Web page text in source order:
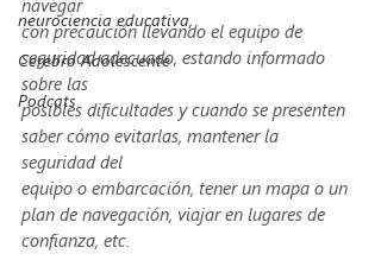
neurociencia educativa,
Cerebro Adolescente
Podcats
navegar
con precaución llevando el equipo de
seguridad adecuado, estando informado
sobre las
posibles dificultades y cuando se presenten
saber cómo evitarlas, mantener la
seguridad del
equipo o embarcación, tener un mapa o un
plan de navegación, viajar en lugares de
confianza, etc.